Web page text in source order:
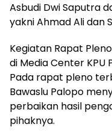
Asbudi Dwi Saputra
yakni Ahmad Ali dan
Kegiatan Rapat
di Media Center KPU
Pada rapat pleno
Bawaslu Palopo
perbaikan hasil
pihaknya.